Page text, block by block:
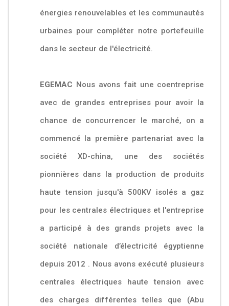
énergies renouvelables et les communautés
urbaines pour compléter notre portefeuille
dans le secteur de l'électricité.
EGEMAC Nous avons fait une coentreprise
avec de grandes entreprises pour avoir la
chance de concurrencer le marché, on a
commencé la première partenariat avec la
société XD-china, une des sociétés
pionnières dans la production de produits
haute tension jusqu'à 500KV isolés a gaz
pour les centrales électriques et l'entreprise
a participé à des grands projets avec la
société nationale d’électricité égyptienne
depuis 2012 . Nous avons exécuté plusieurs
centrales électriques haute tension avec
des charges différentes telles que (Abu